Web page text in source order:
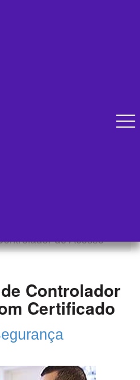
de Acesso
Controlador
Certificado